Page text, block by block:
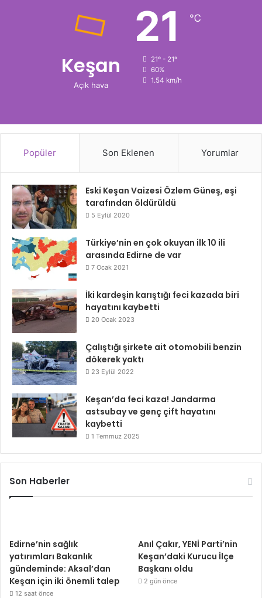
Keşan
Açık hava
21 ℃
21º - 21º
60%
1.54 km/h
Popüler Son Eklenen Yorumlar
Eski Keşan Vaizesi Özlem Güneş, eşi
tarafından öldürüldü
5 Eylül 2020
Türkiye’nin en çok okuyan ilk 10 ili
arasında Edirne de var
7 Ocak 2021
İki kardeşin karıştığı feci kazada biri
hayatını kaybetti
20 Ocak 2023
Çalıştığı şirkete ait otomobili benzin
dökerek yaktı
23 Eylül 2022
Keşan’da feci kaza! Jandarma
astsubay ve genç çift hayatını
kaybetti
1 Temmuz 2025
Son Haberler
Edirne’nin sağlık
yatırımları Bakanlık
gündeminde: Aksal’dan
Keşan için iki önemli talep
12 saat önce
Anıl Çakır, YENİ Parti’nin
Keşan’daki Kurucu İlçe
Başkanı oldu
2 gün önce